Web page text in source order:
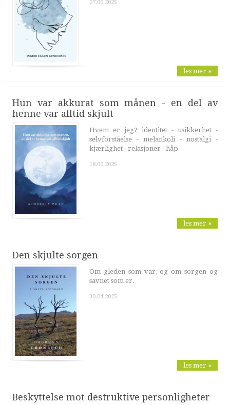
27.06.2025
les mer »
Hun var akkurat som månen - en del av
henne var alltid skjult
Hvem er jeg? identitet - usikkerhet -
selvforståelse - melankoli - nostalgi -
kjærlighet - relasjoner - håp
18.06.2025
les mer »
Den skjulte sorgen
Om gleden som var, og om sorgen og
savnet som er.
30.04.2025
les mer »
Beskyttelse mot destruktive personligheter